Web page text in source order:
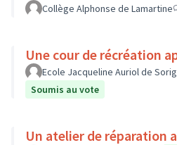
Collège Alphonse de Lamartine
Une cour de récréation
Ecole Jacqueline Auriol de
Soumis au vote
Un atelier de réparation